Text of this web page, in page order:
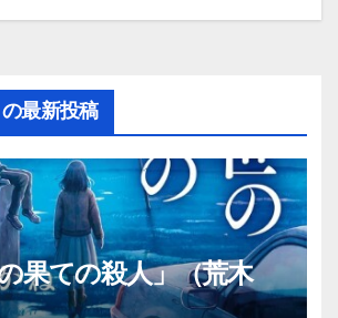
最新投稿
果ての殺人」（荒木